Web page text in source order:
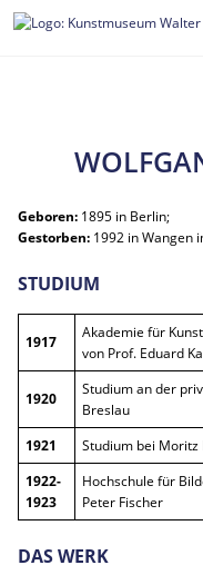
Zum
Inhalt
Geboren: 1895 in Berlin;
Gestorben: 1992 in Wangen
STUDIUM
1917
Akademie für
von Prof. Eduard
1920
Studium an der
Breslau
1921
Studium bei
1922-
1923
Hochschule für
Peter Fischer
DAS WERK